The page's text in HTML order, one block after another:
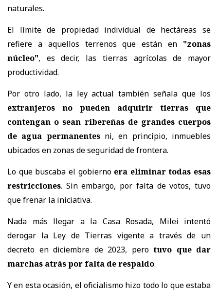
naturales.
El límite de propiedad individual de hectáreas se
refiere a aquellos terrenos que están en "zonas
núcleo", es decir, las tierras agrícolas de mayor
productividad.
Por otro lado, la ley actual también señala que los
extranjeros no pueden adquirir tierras que
contengan o sean ribereñas de grandes cuerpos
de agua permanentesni, en principio, inmuebles
ubicados en zonas de seguridad de frontera.
Lo que buscaba el gobierno era eliminar todas esas
restricciones. Sin embargo, por falta de votos, tuvo
que frenar la iniciativa.
Nada más llegar a la Casa Rosada, Milei intentó
derogar la Ley de Tierras vigente a través de un
decreto en diciembre de 2023, pero tuvo que dar
marchas atrás por falta de respaldo.
Y en esta ocasión, el oficialismo hizo todo lo que estaba